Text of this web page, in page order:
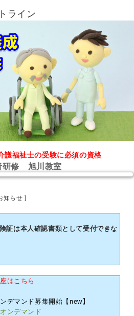
ライン
護福祉士の受験に必須の資格
研修 旭川教室
知らせ ]
証は本人確認書類として受付できな
はこちら
デマンド募集開始【new】
ンデマンド